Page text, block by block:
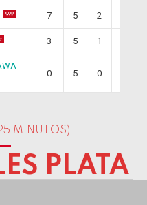
7 5 2
3 5 1
0 5 0
MINUTOS)
PLATA
0
1